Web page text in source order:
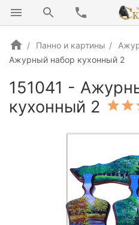
Панно и картины
Ажурный набор кухонный 2
151041 -
кухонный 2